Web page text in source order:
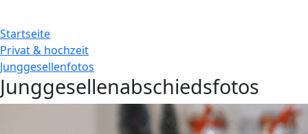
Startseite
Privat & hochzeit
Junggesellenfotos
Junggesellenabschiedsfotos